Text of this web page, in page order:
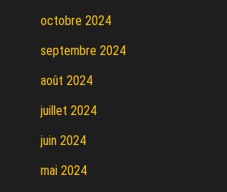
octobre 2024
septembre 2024
août 2024
juillet 2024
juin 2024
mai 2024